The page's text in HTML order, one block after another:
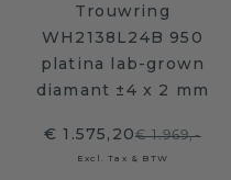
Trouwring
WH2138L24B 950
platina lab-grown
diamant ±4 x 2 mm
€ 1.575,20€ 1.969,-
Excl. Tax & BTW